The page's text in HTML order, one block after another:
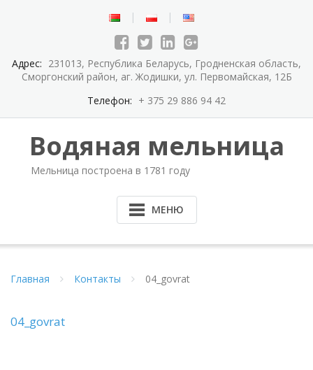
Адрес: 231013, Республика Беларусь, Гродненская область,
Сморгонский район, аг. Жодишки, ул. Первомайская, 12Б
Телефон: + 375 29 886 94 42
Водяная мельница
Мельница построена в 1781 году
МЕНЮ
Главная Контакты 04_govrat
04_govrat